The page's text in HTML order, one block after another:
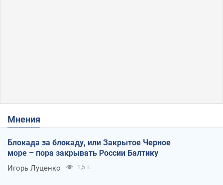
Мнения
Блокада за блокаду, или Закрытое Черное
море – пора закрывать России Балтику
Игорь Луценко 1,5 т.